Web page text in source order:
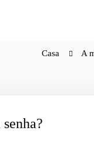
Casa A